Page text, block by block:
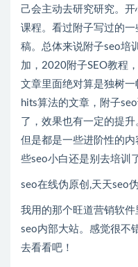
己会主动去研究研究
课程。看过附子写过的
稿。总体来说附子seo
加，2020附子SEO教程
文章里面绝对算是独树一帜
hits算法的文章，附子
了，效果也有一定的提升
但是都是一些进阶性的内容
些seo小白还是别去培训了
seo在线伪原创,天天seo伪原
我用的那个旺道营销软件里
seo内部大站。感觉很不
去看看吧！